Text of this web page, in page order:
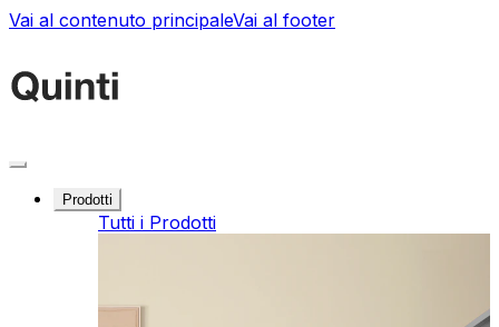
Vai al contenuto principaleVai al footer
Prodotti
Tutti i Prodotti